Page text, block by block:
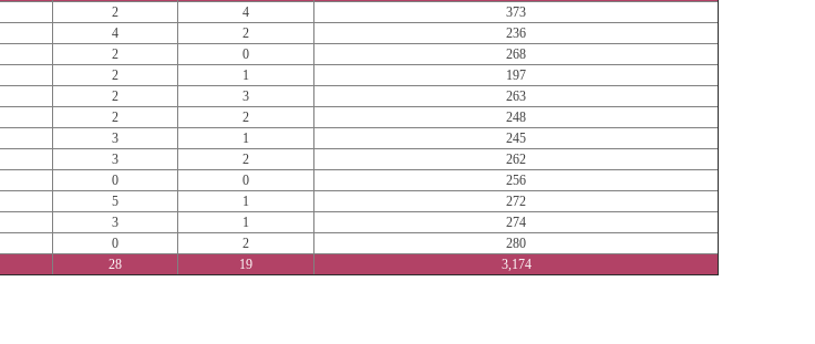
2 4
373
4 2
236
2 0
268
2 1
197
2 3
263
2 2
248
3 1
245
3 2
262
0 0
256
5 1
272
3 1
274
0 2
280
28 19 3,174